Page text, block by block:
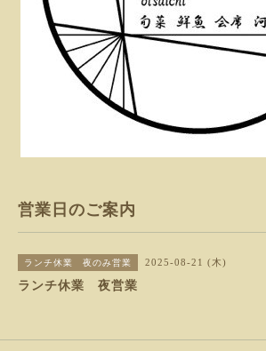
営業日のご案内
ランチ休業 夜のみ営業 2025-08-21 (木)
ランチ休業 夜営業